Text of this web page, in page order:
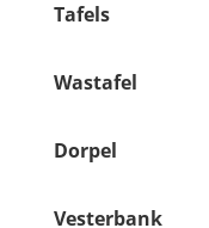
Tafels
Wastafel
Dorpel
Vesterbank